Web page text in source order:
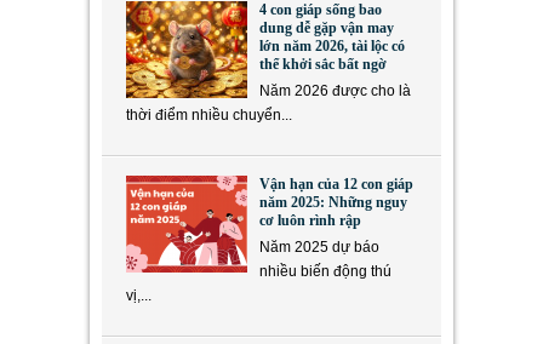
4 con giáp sống bao
dung dễ gặp vận may
lớn năm 2026, tài lộc có
thể khởi sắc bất ngờ
Năm 2026 được cho là
thời điểm nhiều chuyển...
Vận hạn của 12 con giáp
năm 2025: Những nguy
cơ luôn rình rập
Năm 2025 dự báo
nhiều biến động thú
vị,...